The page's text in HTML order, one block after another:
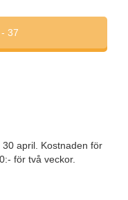
37
april. Kostnaden för
för två veckor.